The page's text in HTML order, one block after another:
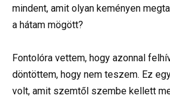
mindent, amit olyan keményen
a hátam mögött?
Fontolóra vettem, hogy azonnal
döntöttem, hogy nem teszem. Ez
volt, amit szemtől szembe kellett